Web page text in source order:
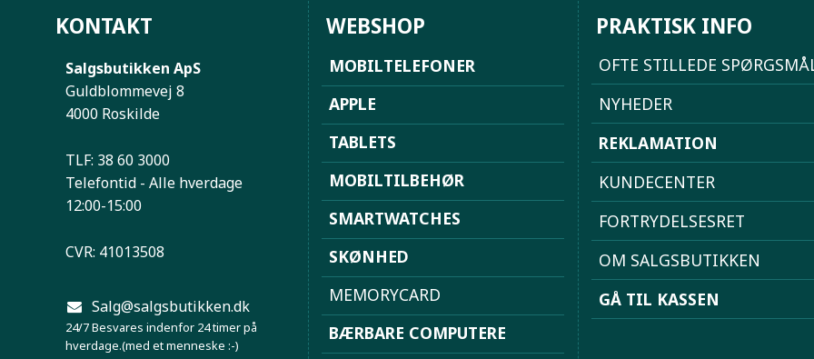
KONTAKT
Salgsbutikken ApS
Guldblommevej 8
4000 Roskilde
TLF: 38 60 3000
Telefontid - Alle hverdage
12:00-15:00
CVR: 41013508
Salg@salgsbutikken.dk
24/7 Besvares indenfor 24 timer på
hverdage.(med et menneske :-)
WEBSHOP
MOBILTELEFONER
APPLE
TABLETS
MOBILTILBEHØR
SMARTWATCHES
SKØNHED
MEMORYCARD
BÆRBARE COMPUTERE
PRAKTISK INFO
OFTE STILLEDE
NYHEDER
REKLAMATION
KUNDECENTER
FORTRYDELSESRET
OM SALGSBUTIKKEN
GÅ TIL KASSEN